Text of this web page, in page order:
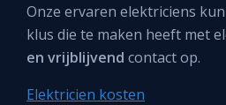
Onze ervaren elektriciens
klus die te maken heeft met
en vrijblijvend contact op.
Elektricien kosten